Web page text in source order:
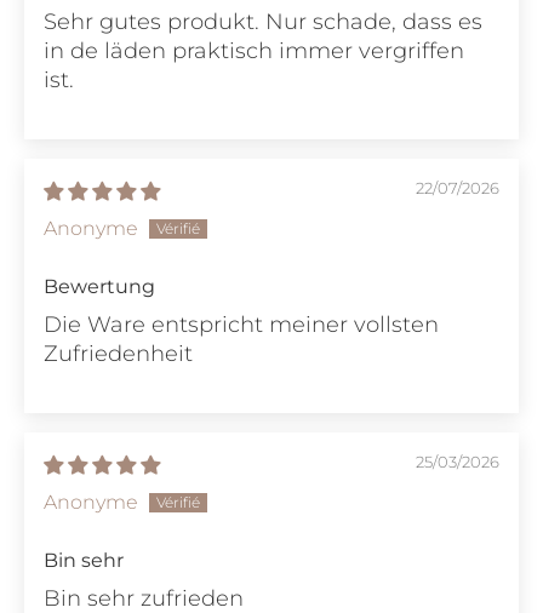
Sehr gutes produkt. Nur schade, dass es
in de läden praktisch immer vergriffen
ist.
22/07/2026
Anonyme
Bewertung
Die Ware entspricht meiner vollsten
Zufriedenheit
25/03/2026
Anonyme
Bin sehr
Bin sehr zufrieden